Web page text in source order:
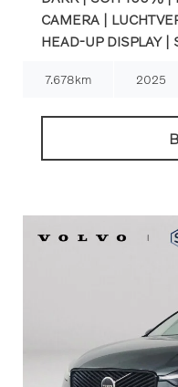
CAMERA |
HEAD-UP DISPLAY |
7.678km 2025